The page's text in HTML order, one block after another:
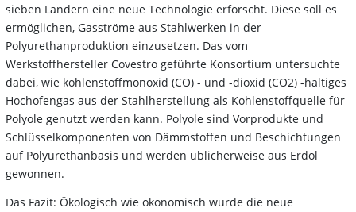
sieben Ländern eine neue Technologie erforscht. Diese soll es
ermöglichen, Gasströme aus Stahlwerken in der
Polyurethanproduktion einzusetzen. Das vom
Werkstoffhersteller Covestro geführte Konsortium untersuchte
dabei, wie kohlenstoffmonoxid (CO) - und -dioxid (CO2) -haltiges
Hochofengas aus der Stahlherstellung als Kohlenstoffquelle für
Polyole genutzt werden kann. Polyole sind Vorprodukte und
Schlüsselkomponenten von Dämmstoffen und Beschichtungen
auf Polyurethanbasis und werden üblicherweise aus Erdöl
gewonnen.
Das Fazit: Ökologisch wie ökonomisch wurde die neue